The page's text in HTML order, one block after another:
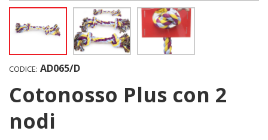
CODICE: AD065/D
Cotonosso Plus con 2
nodi